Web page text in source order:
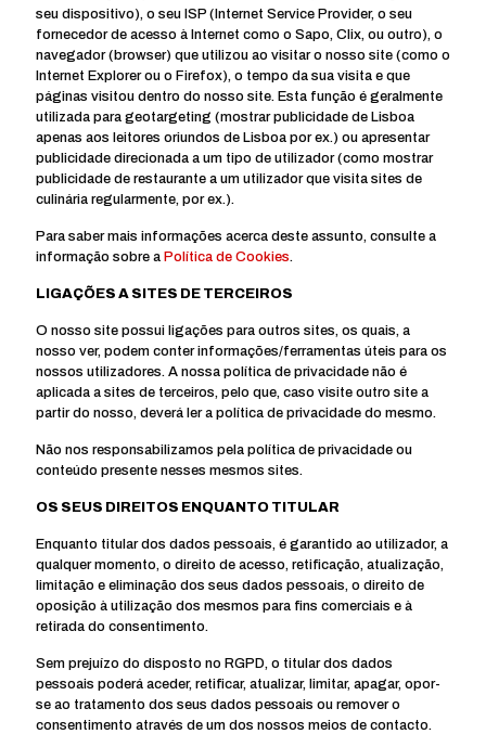
seu dispositivo), o seu ISP (Internet Service Provider, o seu
fornecedor de acesso à Internet como o Sapo, Clix, ou outro), o
navegador (browser) que utilizou ao visitar o nosso site (como o
Internet Explorer ou o Firefox), o tempo da sua visita e que
páginas visitou dentro do nosso site. Esta função é geralmente
utilizada para geotargeting (mostrar publicidade de Lisboa
apenas aos leitores oriundos de Lisboa por ex.) ou apresentar
publicidade direcionada a um tipo de utilizador (como mostrar
publicidade de restaurante a um utilizador que visita sites de
culinária regularmente, por ex.).
Para saber mais informações acerca deste assunto, consulte a
informação sobre a Política de Cookies.
LIGAÇÕES A SITES DE TERCEIROS
O nosso site possui ligações para outros sites, os quais, a
nosso ver, podem conter informações/ferramentas úteis para os
nossos utilizadores. A nossa política de privacidade não é
aplicada a sites de terceiros, pelo que, caso visite outro site a
partir do nosso, deverá ler a política de privacidade do mesmo.
Não nos responsabilizamos pela política de privacidade ou
conteúdo presente nesses mesmos sites.
OS SEUS DIREITOS ENQUANTO TITULAR
Enquanto titular dos dados pessoais, é garantido ao utilizador, a
qualquer momento, o direito de acesso, retificação, atualização,
limitação e eliminação dos seus dados pessoais, o direito de
oposição à utilização dos mesmos para fins comerciais e à
retirada do consentimento.
Sem prejuízo do disposto no RGPD, o titular dos dados
pessoais poderá aceder, retificar, atualizar, limitar, apagar, opor-
se ao tratamento dos seus dados pessoais ou remover o
consentimento através de um dos nossos meios de contacto.